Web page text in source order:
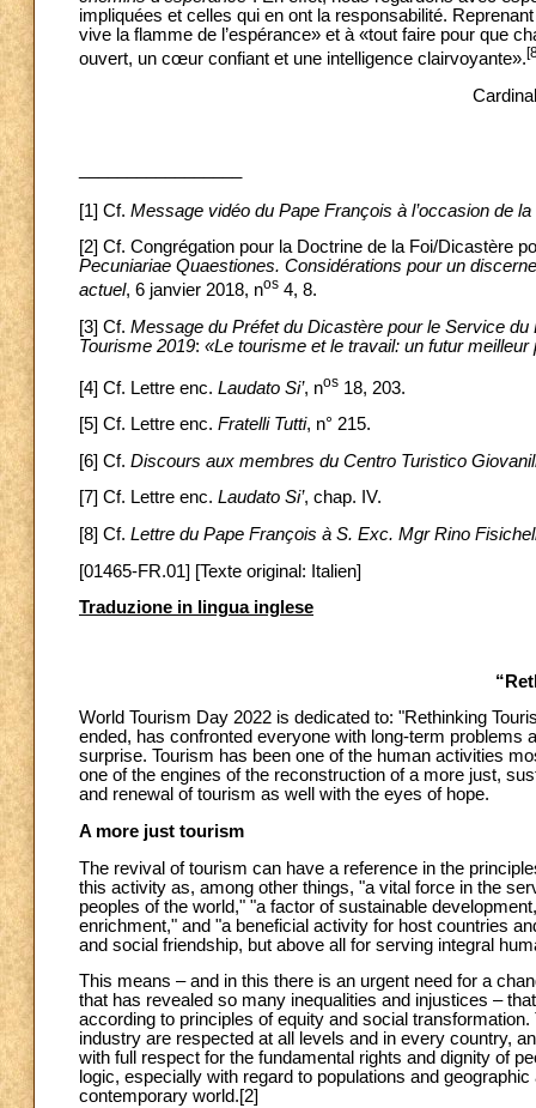
impliquées et celles qui en ont la responsabilité.
vive la flamme de l’espérance» et à «tout faire pour que
ouvert, un cœur confiant et une intelligence clairvoyante».
[1] Cf. Message vidéo du Pape François à l’occasion de la
[2] Cf. Congrégation pour la Doctrine de la Foi/Dicastère
Pecuniariae Quaestiones. Considérations pour un
actuel, 6 janvier 2018, nos 4, 8.
[3] Cf. Message du Préfet du Dicastère pour le Service
Tourisme 2019: «Le tourisme et le travail: un futur meilleur
[4] Cf. Lettre enc. Laudato Si’, nos 18, 203.
[5] Cf. Lettre enc. Fratelli Tutti, n° 215.
[6] Cf. Discours aux membres du Centro Turistico
[7] Cf. Lettre enc. Laudato Si’, chap. IV.
[8] Cf. Lettre du Pape François à S. Exc. Mgr Rino
[01465-FR.01] [Texte original: Italien]
Traduzione in lingua inglese
World Tourism Day 2022 is dedicated to: "Rethinking
ended, has confronted everyone with long-term problems
surprise. Tourism has been one of the human activities
one of the engines of the reconstruction of a more just,
and renewal of tourism as well with the eyes of hope.
A more just tourism
The revival of tourism can have a reference in the
this activity as, among other things, "a vital force in the
peoples of the world," "a factor of sustainable
enrichment," and "a beneficial activity for host countries
and social friendship, but above all for serving integral
This means – and in this there is an urgent need for a
that has revealed so many inequalities and injustices –
according to principles of equity and social
industry are respected at all levels and in every country,
with full respect for the fundamental rights and dignity of
logic, especially with regard to populations and
contemporary world.[2]